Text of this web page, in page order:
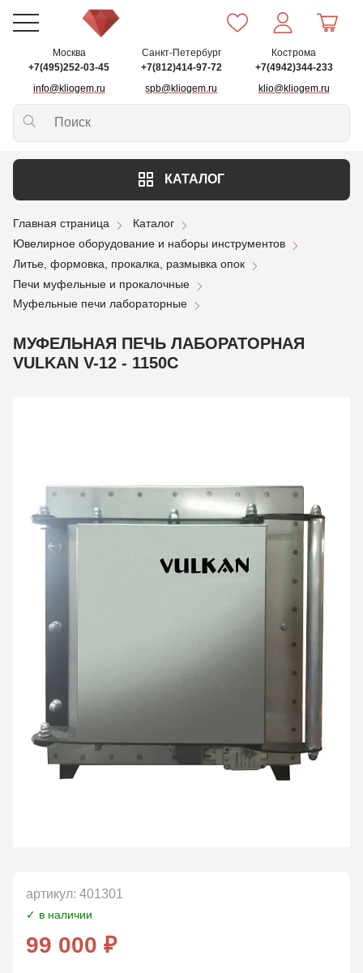
Москва
+7(495)252-03-45
info@kliogem.ru
Санкт-Петербург
+7(812)414-97-72
spb@kliogem.ru
Кострома
+7(4942)344-233
klio@kliogem.ru
КАТАЛОГ
Главная страница
Каталог
Ювелирное оборудование и наборы инструментов
Литье, формовка, прокалка, размывка опок
Печи муфельные и прокалочные
Муфельные печи лабораторные
МУФЕЛЬНАЯ ПЕЧЬ ЛАБОРАТОРНАЯ
VULKAN V-12 - 1150С
артикул: 401301
✓ в наличии
99 000 ₽